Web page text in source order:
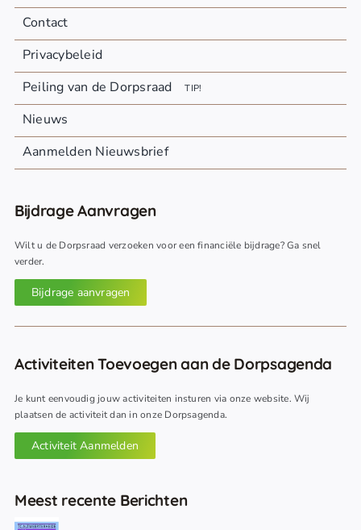
Contact
Privacybeleid
Peiling van de Dorpsraad
TIP!
Nieuws
Aanmelden Nieuwsbrief
Bijdrage Aanvragen
Wilt u de Dorpsraad verzoeken voor een financiële bijdrage? Ga snel
verder.
Bijdrage aanvragen
Activiteiten Toevoegen aan de Dorpsagenda
Je kunt eenvoudig jouw activiteiten insturen via onze website. Wij
plaatsen de activiteit dan in onze Dorpsagenda.
Activiteit Aanmelden
Meest recente Berichten